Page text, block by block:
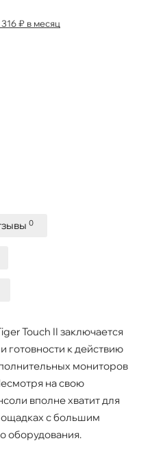
₽ в месяц
0
Touch II заключается
готовности к действию
мониторов
на свою
вполне хватит для
с большим
оборудования.